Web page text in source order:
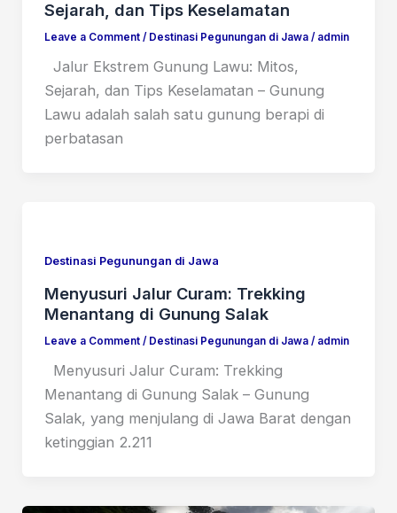
Sejarah, dan Tips Keselamatan
Leave a Comment / Destinasi Pegunungan di Jawa/ admin
Jalur Ekstrem Gunung Lawu: Mitos,
Sejarah, dan Tips Keselamatan – Gunung
Lawu adalah salah satu gunung berapi di
perbatasan
Destinasi Pegunungan di Jawa
Menyusuri Jalur Curam: Trekking
Menantang di Gunung Salak
Leave a Comment / Destinasi Pegunungan di Jawa/ admin
Menyusuri Jalur Curam: Trekking
Menantang di Gunung Salak – Gunung
Salak, yang menjulang di Jawa Barat dengan
ketinggian 2.211